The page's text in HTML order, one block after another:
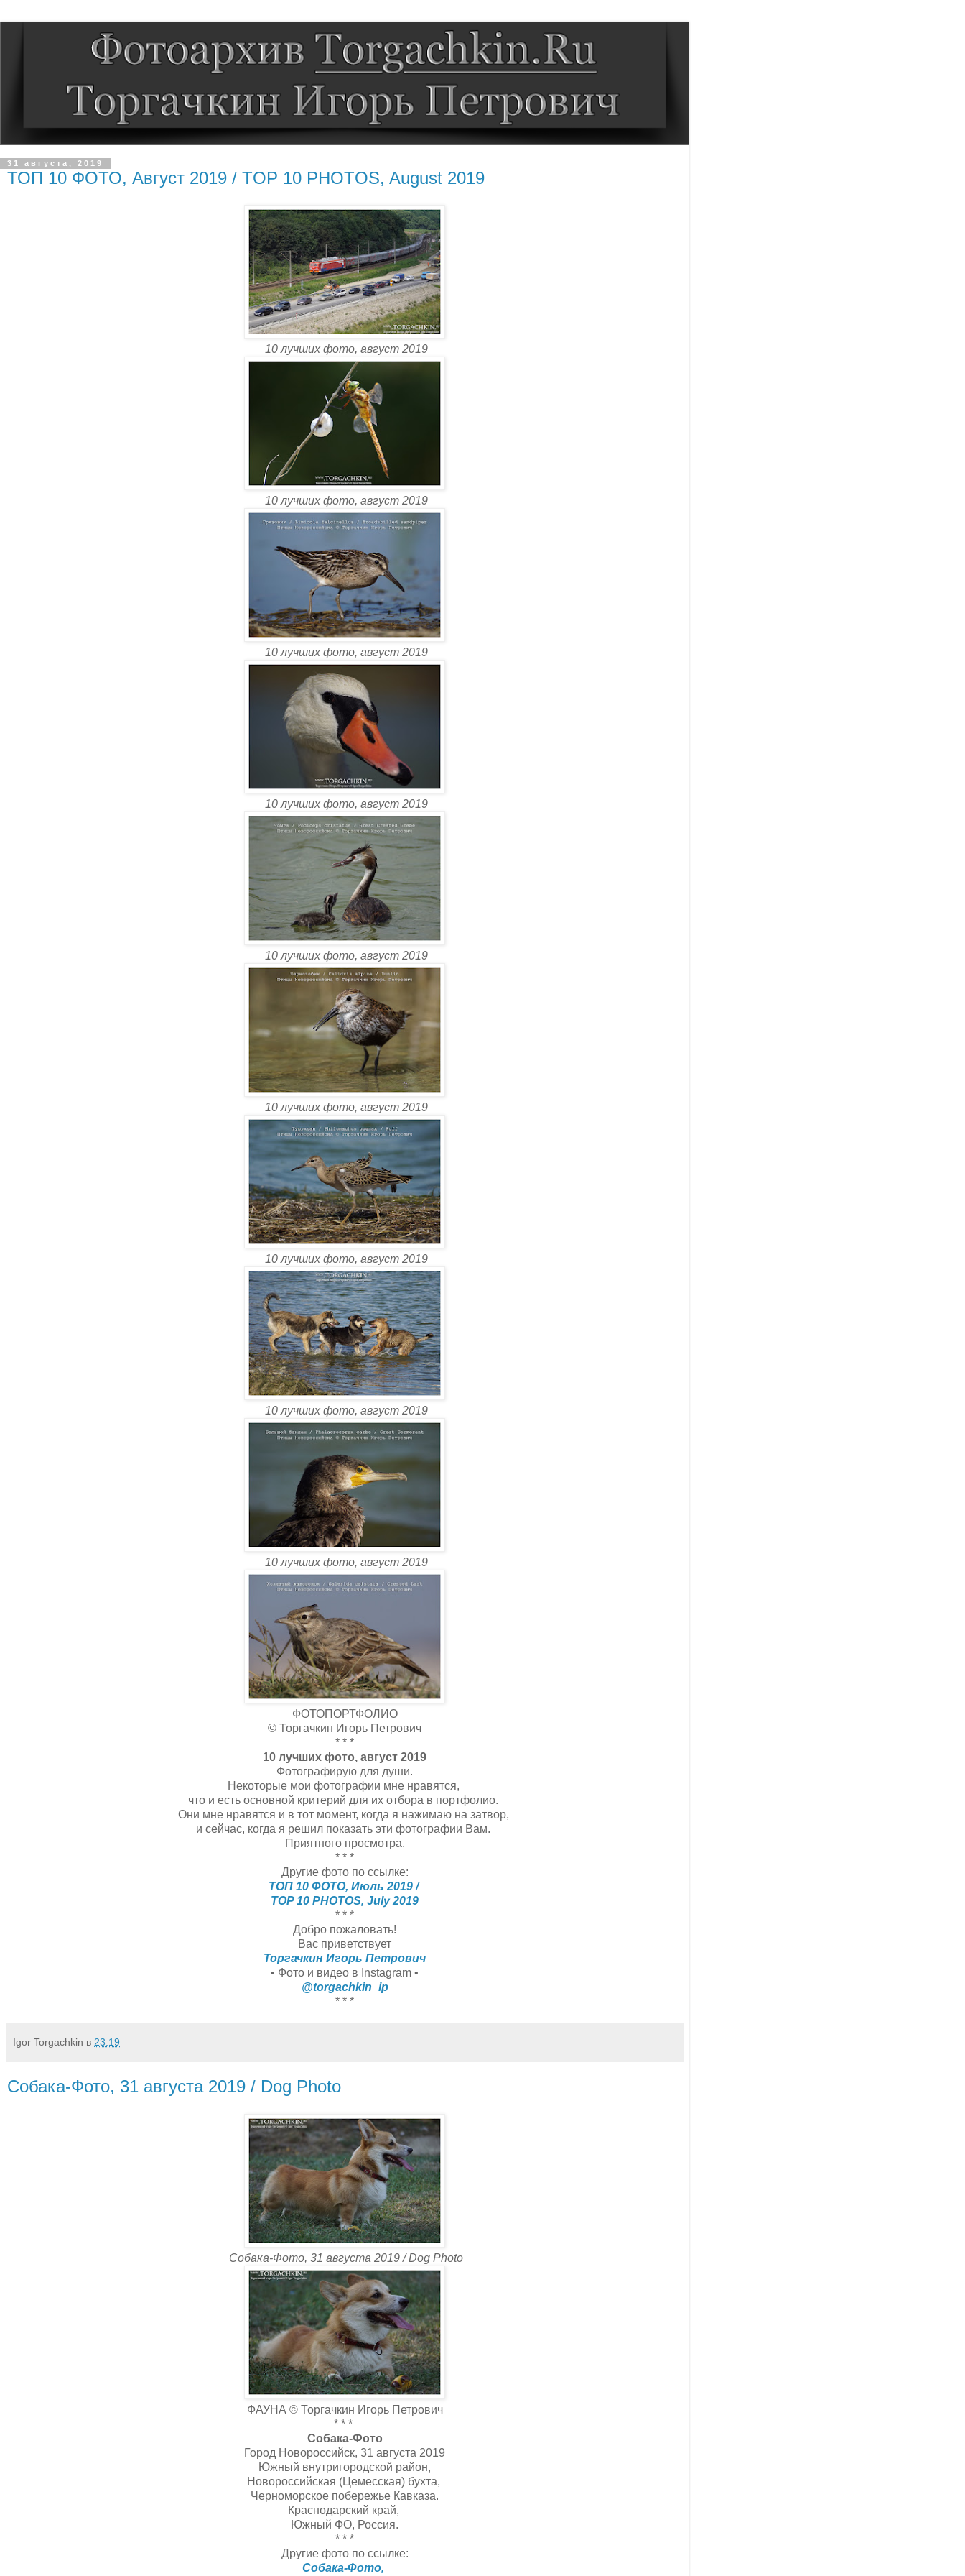
31 августа, 2019
ТОП 10 ФОТО, Август 2019 / TOP 10 PHOTOS, August 2019
10 лучших фото, август 2019
10 лучших фото, август 2019
10 лучших фото, август 2019
10 лучших фото, август 2019
10 лучших фото, август 2019
10 лучших фото, август 2019
10 лучших фото, август 2019
10 лучших фото, август 2019
10 лучших фото, август 2019
ФОТОПОРТФОЛИО
© Торгачкин Игорь Петрович
* * *
10 лучших фото, август 2019
Фотографирую для души.
Некоторые мои фотографии мне нравятся,
что и есть основной критерий для их отбора в портфолио.
Они мне нравятся и в тот момент, когда я нажимаю на затвор,
и сейчас, когда я решил показать эти фотографии Вам.
Приятного просмотра.
* * *
Другие фото по ссылке:
ТОП 10 ФОТО, Июль 2019 /
TOP 10 PHOTOS, July 2019
* * *
Добро пожаловать!
Вас приветствует
Торгачкин Игорь Петрович
• Фото и видео в Instagram •
@torgachkin_ip
* * *
Igor Torgachkin в 23:19
Собака-Фото, 31 августа 2019 / Dog Photo
Собака-Фото, 31 августа 2019 / Dog Photo
ФАУНА © Торгачкин Игорь Петрович
* * *
Собака-Фото
Город Новороссийск, 31 августа 2019
Южный внутригородской район,
Новороссийская (Цемесская) бухта,
Черноморское побережье Кавказа.
Краснодарский край,
Южный ФО, Россия.
* * *
Другие фото по ссылке:
Собака-Фото,